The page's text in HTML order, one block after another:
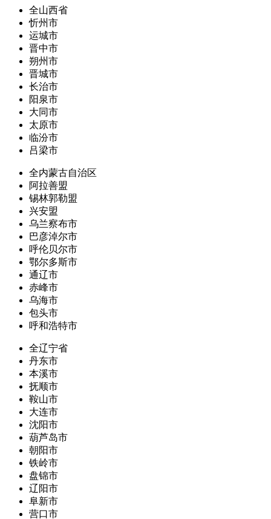
全山西省
忻州市
运城市
晋中市
朔州市
晋城市
长治市
阳泉市
大同市
太原市
临汾市
吕梁市
全内蒙古自治区
阿拉善盟
锡林郭勒盟
兴安盟
乌兰察布市
巴彦淖尔市
呼伦贝尔市
鄂尔多斯市
通辽市
赤峰市
乌海市
包头市
呼和浩特市
全辽宁省
丹东市
本溪市
抚顺市
鞍山市
大连市
沈阳市
葫芦岛市
朝阳市
铁岭市
盘锦市
辽阳市
阜新市
营口市